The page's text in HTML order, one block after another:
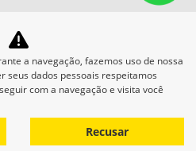
maior é
® Direitos Reservados.
a navegação, fazemos uso de nossa
seus dados pessoais respeitamos
com a navegação e visita você
Recusar